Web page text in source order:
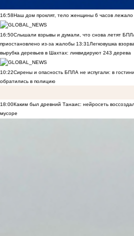
16:58Наш дом проклят, тело женщины 6 часов лежало
16:50Слышали взрывы и думали, что снова летят
приостановлено из-за жалобы 13:31 Легковушка
вырубка деревьев в Шахтах: ликвидируют 243 дерева
10:22Сирены и опасность БПЛА не испугали: в
обратились в полицию
18:00Каким был древний Танаис: нейросеть
мусоре